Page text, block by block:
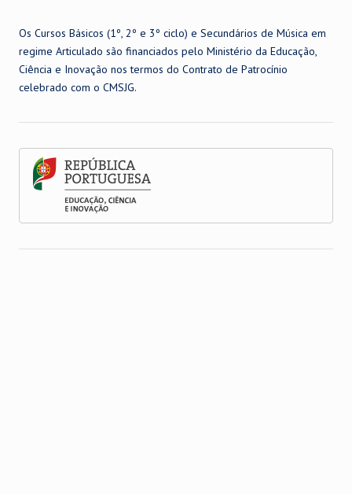
Os Cursos Básicos (1º, 2º e 3º ciclo) e Secundários de Música em
regime Articulado são financiados pelo Ministério da Educação,
Ciência e Inovação nos termos do Contrato de Patrocínio
celebrado com o CMSJG.